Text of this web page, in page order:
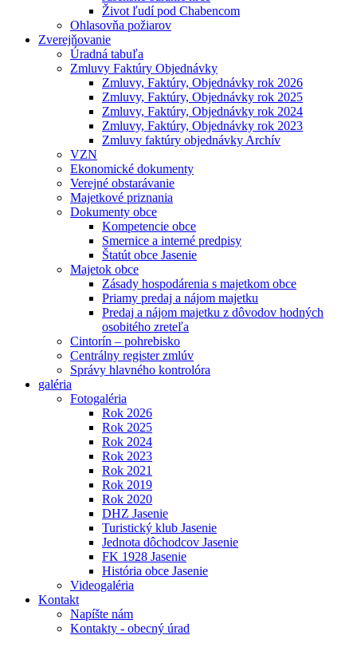
Život ľudí pod Chabencom
Ohlasovňa požiarov
Zverejňovanie
Úradná tabuľa
Zmluvy Faktúry Objednávky
Zmluvy, Faktúry, Objednávky rok 2026
Zmluvy, Faktúry, Objednávky rok 2025
Zmluvy, Faktúry, Objednávky rok 2024
Zmluvy, Faktúry, Objednávky rok 2023
Zmluvy faktúry objednávky Archív
VZN
Ekonomické dokumenty
Verejné obstarávanie
Majetkové priznania
Dokumenty obce
Kompetencie obce
Smernice a interné predpisy
Štatút obce Jasenie
Majetok obce
Zásady hospodárenia s majetkom obce
Priamy predaj a nájom majetku
Predaj a nájom majetku z dôvodov hodných
osobitého zreteľa
Cintorín – pohrebisko
Centrálny register zmlúv
Správy hlavného kontrolóra
galéria
Fotogaléria
Rok 2026
Rok 2025
Rok 2024
Rok 2023
Rok 2021
Rok 2019
Rok 2020
DHZ Jasenie
Turistický klub Jasenie
Jednota dôchodcov Jasenie
FK 1928 Jasenie
História obce Jasenie
Videogaléria
Kontakt
Napíšte nám
Kontakty - obecný úrad